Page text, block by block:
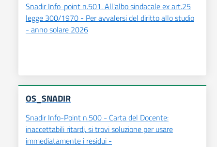
Snadir Info-point n.501. All'albo sindacale ex art.25
legge 300/1970 - Per avvalersi del diritto allo studio
- anno solare 2026
OS_SNADIR
Snadir Info-Point n.500 - Carta del Docente:
inaccettabili ritardi, si trovi soluzione per usare
immediatamente i residui -